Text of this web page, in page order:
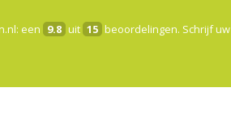
: een 9.8 uit 15 beoordelingen. Schrijf uw